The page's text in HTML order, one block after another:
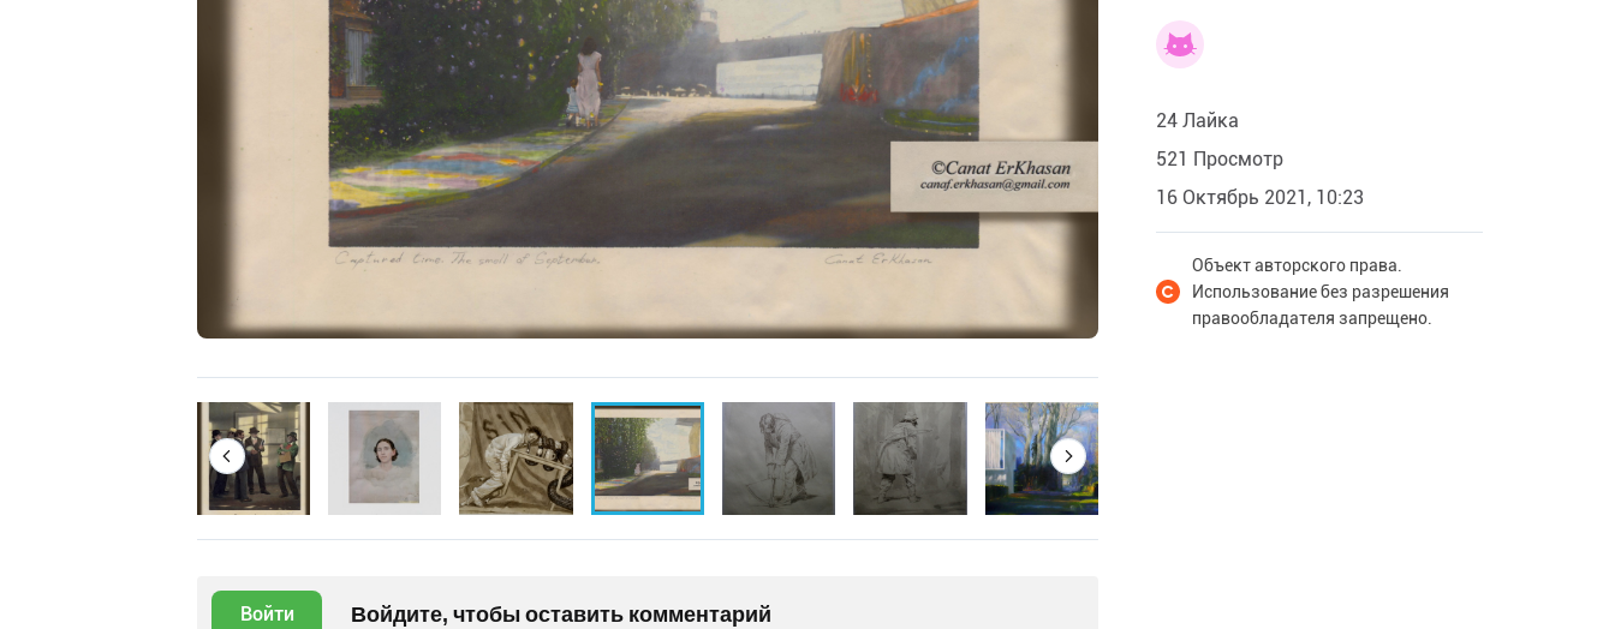
Войти Войдите, чтобы оставить комментарий
24 Лайка
521 Просмотр
16 Октябрь 2021, 10:23
Объект авторского права.
Использование без разрешения
правообладателя запрещено.